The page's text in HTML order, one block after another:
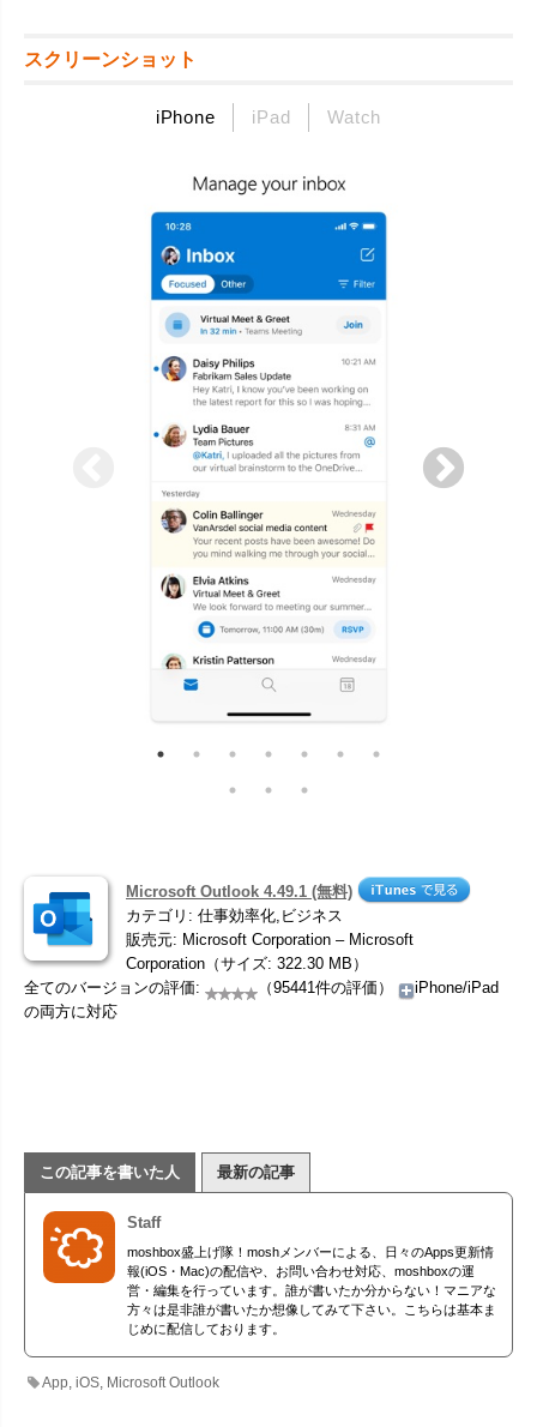
スクリーンショット
iPhone iPad Watch
Microsoft Outlook 4.49.1 (無料)
カテゴリ: 仕事効率化,ビジネス
販売元: Microsoft Corporation – Microsoft
Corporation（サイズ: 322.30 MB）
全てのバージョンの評価:
（95441件の評価）
iPhone/iPad
の両方に対応
この記事を書いた人 最新の記事
Staff
moshbox盛上げ隊！moshメンバーによる、日々のApps更新情
報(iOS・Mac)の配信や、お問い合わせ対応、moshboxの運
営・編集を行っています。誰が書いたか分からない！マニアな
方々は是非誰が書いたか想像してみて下さい。こちらは基本ま
じめに配信しております。
App ,iOS Microsoft Outlook